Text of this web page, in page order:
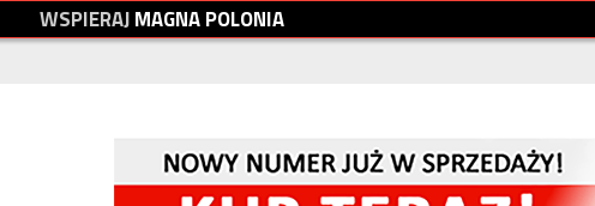
WSPIERAJMAGNAPOLONIA